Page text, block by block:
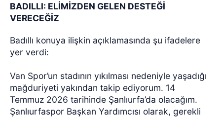
BADILLI: ELİMİZDEN GELEN DESTEĞİ
VERECEĞİZ
Badıllı konuya ilişkin açıklamasında şu ifadelere
yer verdi:
Van Spor’un stadının yıkılması nedeniyle yaşadığı
mağduriyeti yakından takip ediyorum. 14
Temmuz 2026 tarihinde Şanlıurfa’da olacağım.
Şanlıurfaspor Başkan Yardımcısı olarak, gerekli